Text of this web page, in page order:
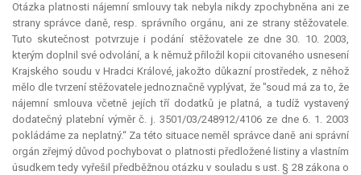
Otázka platnosti nájemní smlouvy tak nebyla nikdy zpochybněna ani ze
strany správce daně, resp. správního orgánu, ani ze strany stěžovatele.
Tuto skutečnost potvrzuje i podání stěžovatele ze dne 30. 10. 2003,
kterým doplnil své odvolání, a k němuž přiložil kopii citovaného usnesení
Krajského soudu v Hradci Králové, jakožto důkazní prostředek, z něhož
mělo dle tvrzení stěžovatele jednoznačně vyplývat, že "soud má za to, že
nájemní smlouva včetně jejích tří dodatků je platná, a tudíž vystavený
dodatečný platební výměr č. j. 3501/03/248912/4106 ze dne 6. 1. 2003
pokládáme za neplatný.“ Za této situace neměl správce daně ani správní
orgán zřejmý důvod pochybovat o platnosti předložené listiny a vlastním
úsudkem tedy vyřešil předběžnou otázku v souladu s ust. § 28 zákona o